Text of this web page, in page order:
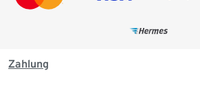
Zahlung